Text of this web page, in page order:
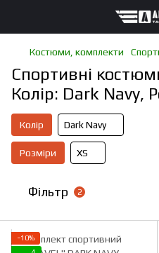
Костюми, комплекти
Спортивні
Колір: Dark Navy,
Колір Dark Navy
Розміри XS
Фільтр 2
−10%